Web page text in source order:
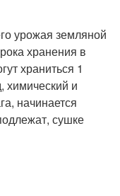
урожая земляной
хранения в
храниться 1
химический и
начинается
сушке